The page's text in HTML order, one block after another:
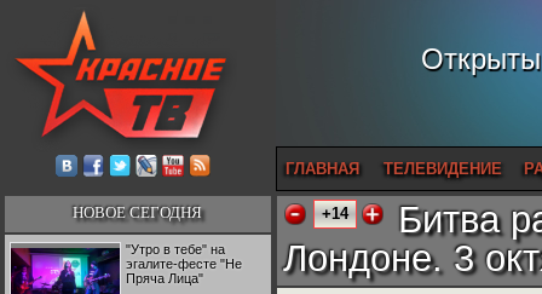
ГЛАВНАЯ ТЕЛЕВИДЕНИЕ
НОВОЕ СЕГОДНЯ
"Утро в тебе" на
эгалите-фесте "Не
Пряча Лица"
+14
Битва
Лондоне. 3